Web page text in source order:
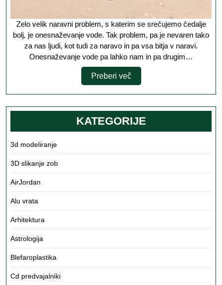
Zelo velik naravni problem, s katerim se srečujemo čedalje
bolj, je onesnaževanje vode. Tak problem, pa je nevaren tako
za nas ljudi, kot tudi za naravo in pa vsa bitja v naravi.
Onesnaževanje vode pa lahko nam in pa drugim…
Preberi večPreberi
več
KATEGORIJE
3d modeliranje
3D slikanje zob
AirJordan
Alu vrata
Arhitektura
Astrologija
Blefaroplastika
Cd predvajalniki